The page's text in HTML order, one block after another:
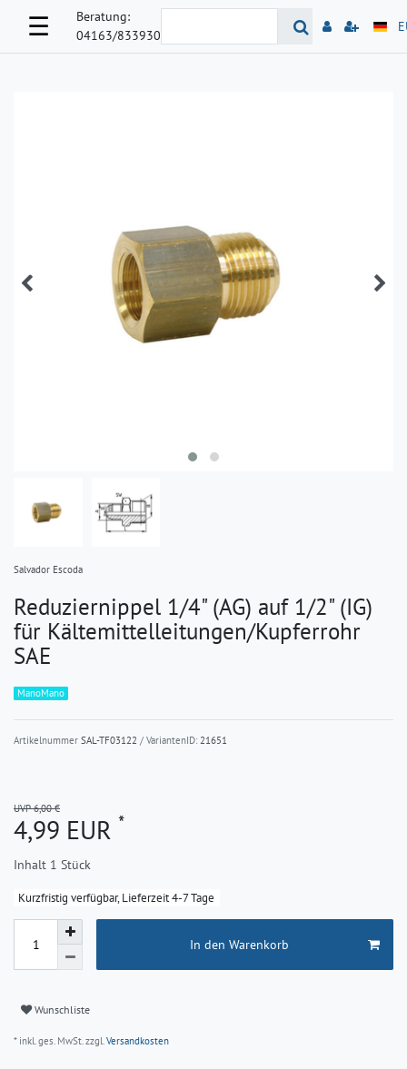
☰
Beratung:
04163/833930
Salvador Escoda
Reduziernippel 1/4" (AG) auf 1/2" (IG)
für Kältemittelleitungen/Kupferrohr
SAE
ManoMano
Artikelnummer SAL-TF03122 / VariantenID: 21651
UVP 6,00 €
4,99 EUR *
Inhalt 1 Stück
Kurzfristig verfügbar, Lieferzeit 4-7 Tage
In den Warenkorb
Wunschliste
* inkl. ges. MwSt. zzgl.Versandkosten